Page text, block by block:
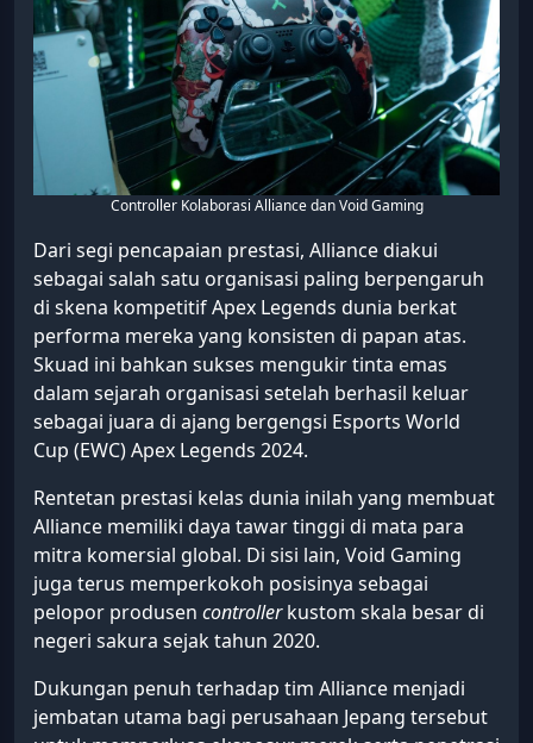
Controller Kolaborasi Alliance dan Void Gaming
Dari segi pencapaian prestasi, Alliance diakui
sebagai salah satu organisasi paling berpengaruh
di skena kompetitif Apex Legends dunia berkat
performa mereka yang konsisten di papan atas.
Skuad ini bahkan sukses mengukir tinta emas
dalam sejarah organisasi setelah berhasil keluar
sebagai juara di ajang bergengsi Esports World
Cup (EWC) Apex Legends 2024.
Rentetan prestasi kelas dunia inilah yang membuat
Alliance memiliki daya tawar tinggi di mata para
mitra komersial global. Di sisi lain, Void Gaming
juga terus memperkokoh posisinya sebagai
pelopor produsen controllerkustom skala besar di
negeri sakura sejak tahun 2020.
Dukungan penuh terhadap tim Alliance menjadi
jembatan utama bagi perusahaan Jepang tersebut